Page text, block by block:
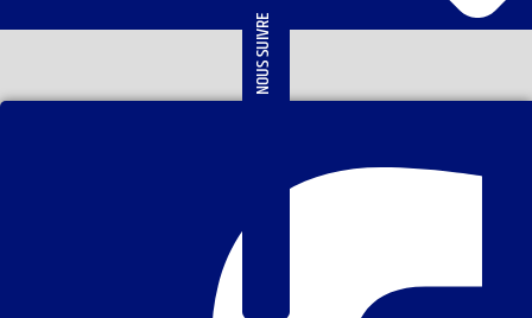
NOUS SUIVRE